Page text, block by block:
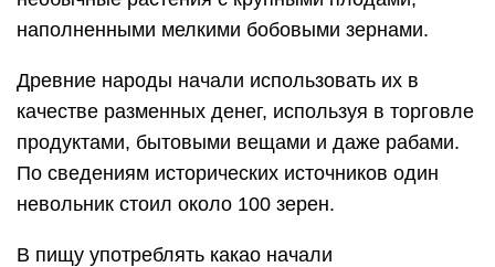
наполненными мелкими бобовыми зернами.
Древние народы начали использовать их в
качестве разменных денег, используя в торговле
продуктами, бытовыми вещами и даже рабами.
По сведениям исторических источников один
невольник стоил около 100 зерен.
В пищу употреблять какао начали